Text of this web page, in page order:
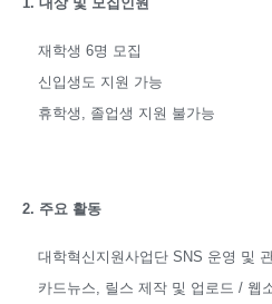
재학생 6명 모집
신입생도 지원 가능
휴학생, 졸업생 지원 불가능
2. 주요 활동
대학혁신지원사업단 SNS 운영 및
카드뉴스, 릴스 제작 및 업로드 / 웹